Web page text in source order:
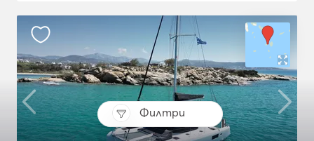
Филтри